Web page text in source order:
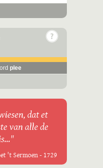
plee
dat et
van alle de
't Sermoen - 1729